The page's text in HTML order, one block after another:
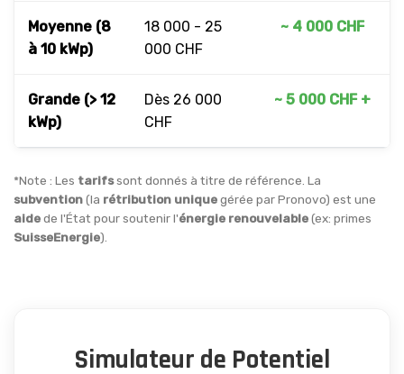
Moyenne (8
à 10 kWp)
18 000 - 25
000 CHF
~ 4 000 CHF
Grande (> 12
kWp)
Dès 26 000
CHF
~ 5 000 CHF +
*Note : Les tarifssont donnés à titre de référence. La
subvention(la rétribution uniquegérée par Pronovo) est une
aidede l'État pour soutenir l'énergie renouvelable(ex: primes
SuisseEnergie).
Simulateur de Potentiel